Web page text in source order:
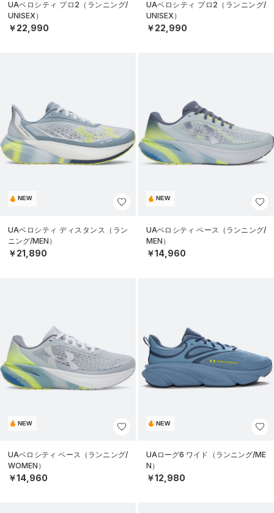
UAベロシティ プロ2（ランニング/
UNISEX）
￥22,990
UAベロシティ プロ2（ランニング/
UNISEX）
￥22,990
NEW
UAベロシティ ディスタンス（ラン
ニング/MEN）
￥21,890
NEW
UAベロシティ ペース（ランニング/
MEN）
￥14,960
NEW
UAベロシティ ペース（ランニング/
WOMEN）
￥14,960
NEW
UAローグ6 ワイド（ランニング/ME
N）
￥12,980